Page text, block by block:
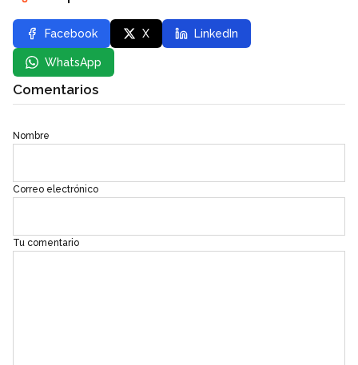
Facebook X LinkedIn
WhatsApp
Comentarios
Nombre
Correo electrónico
Tu comentario